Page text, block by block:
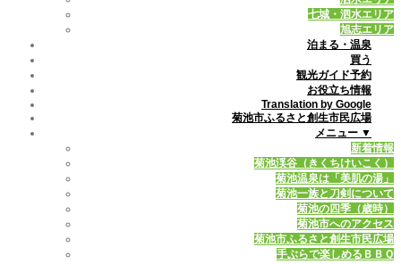
七城・泗水エリア
旭志エリア
泊まる・温泉
買う
観光ガイド予約
お役立ち情報
Translation by Google
菊池市ふるさと創生市民広場
メニュー ▼
新着情報
菊池渓谷（きくちけいこく）
菊池温泉は「美肌の湯」
菊池一族と刀剣について
菊池の四季（歳時）
菊池市へのアクセス
菊池市ふるさと創生市民広場
手ぶらで楽しめるＢＢＱ